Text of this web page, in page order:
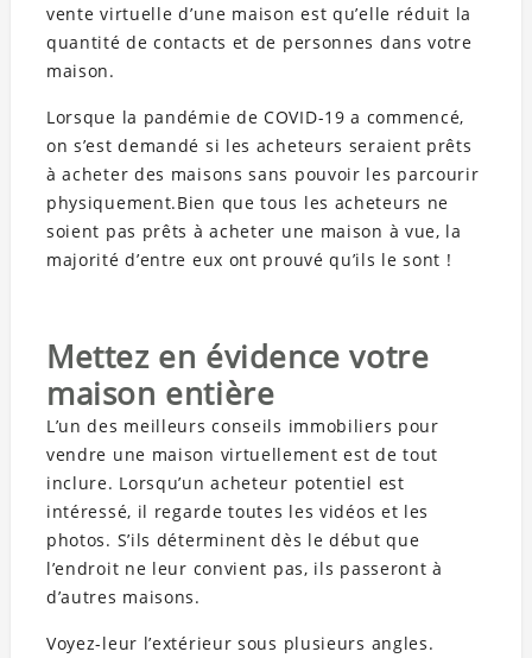
vente virtuelle d’une maison est qu’elle réduit la
quantité de contacts et de personnes dans votre
maison.
Lorsque la pandémie de COVID-19 a commencé,
on s’est demandé si les acheteurs seraient prêts
à acheter des maisons sans pouvoir les parcourir
physiquement.Bien que tous les acheteurs ne
soient pas prêts à acheter une maison à vue, la
majorité d’entre eux ont prouvé qu’ils le sont !
Mettez en évidence votre
maison entière
L’un des meilleurs conseils immobiliers pour
vendre une maison virtuellement est de tout
inclure. Lorsqu’un acheteur potentiel est
intéressé, il regarde toutes les vidéos et les
photos. S’ils déterminent dès le début que
l’endroit ne leur convient pas, ils passeront à
d’autres maisons.
Voyez-leur l’extérieur sous plusieurs angles.